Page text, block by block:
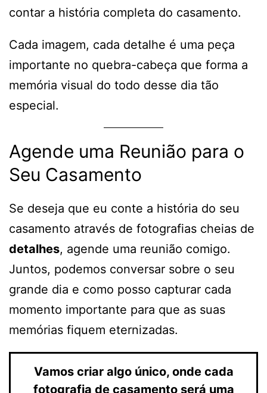
contar a história completa do casamento.
Cada imagem, cada detalhe é uma peça
importante no quebra-cabeça que forma a
memória visual do todo desse dia tão
especial.
Agende uma Reunião para o
Seu Casamento
Se deseja que eu conte a história do seu
casamento através de fotografias cheias de
detalhes, agende uma reunião comigo.
Juntos, podemos conversar sobre o seu
grande dia e como posso capturar cada
momento importante para que as suas
memórias fiquem eternizadas.
Vamos criar algo único, onde cada
fotografia de casamento será uma